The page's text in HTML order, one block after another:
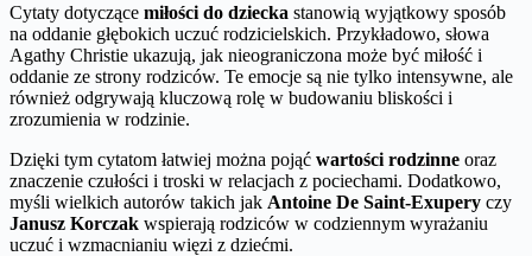
Cytaty dotyczące miłości do dziecka stanowią wyjątkowy sposób
na oddanie głębokich uczuć rodzicielskich. Przykładowo, słowa
Agathy Christie ukazują, jak nieograniczona może być miłość i
oddanie ze strony rodziców. Te emocje są nie tylko intensywne, ale
również odgrywają kluczową rolę w budowaniu bliskości i
zrozumienia w rodzinie.
Dzięki tym cytatom łatwiej można pojąć wartości rodzinne oraz
znaczenie czułości i troski w relacjach z pociechami. Dodatkowo,
myśli wielkich autorów takich jak Antoine De Saint-Exupery czy
Janusz Korczak wspierają rodziców w codziennym wyrażaniu
uczuć i wzmacnianiu więzi z dziećmi.